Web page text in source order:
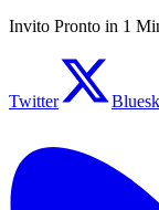
Invito Pronto in 1
Twitter